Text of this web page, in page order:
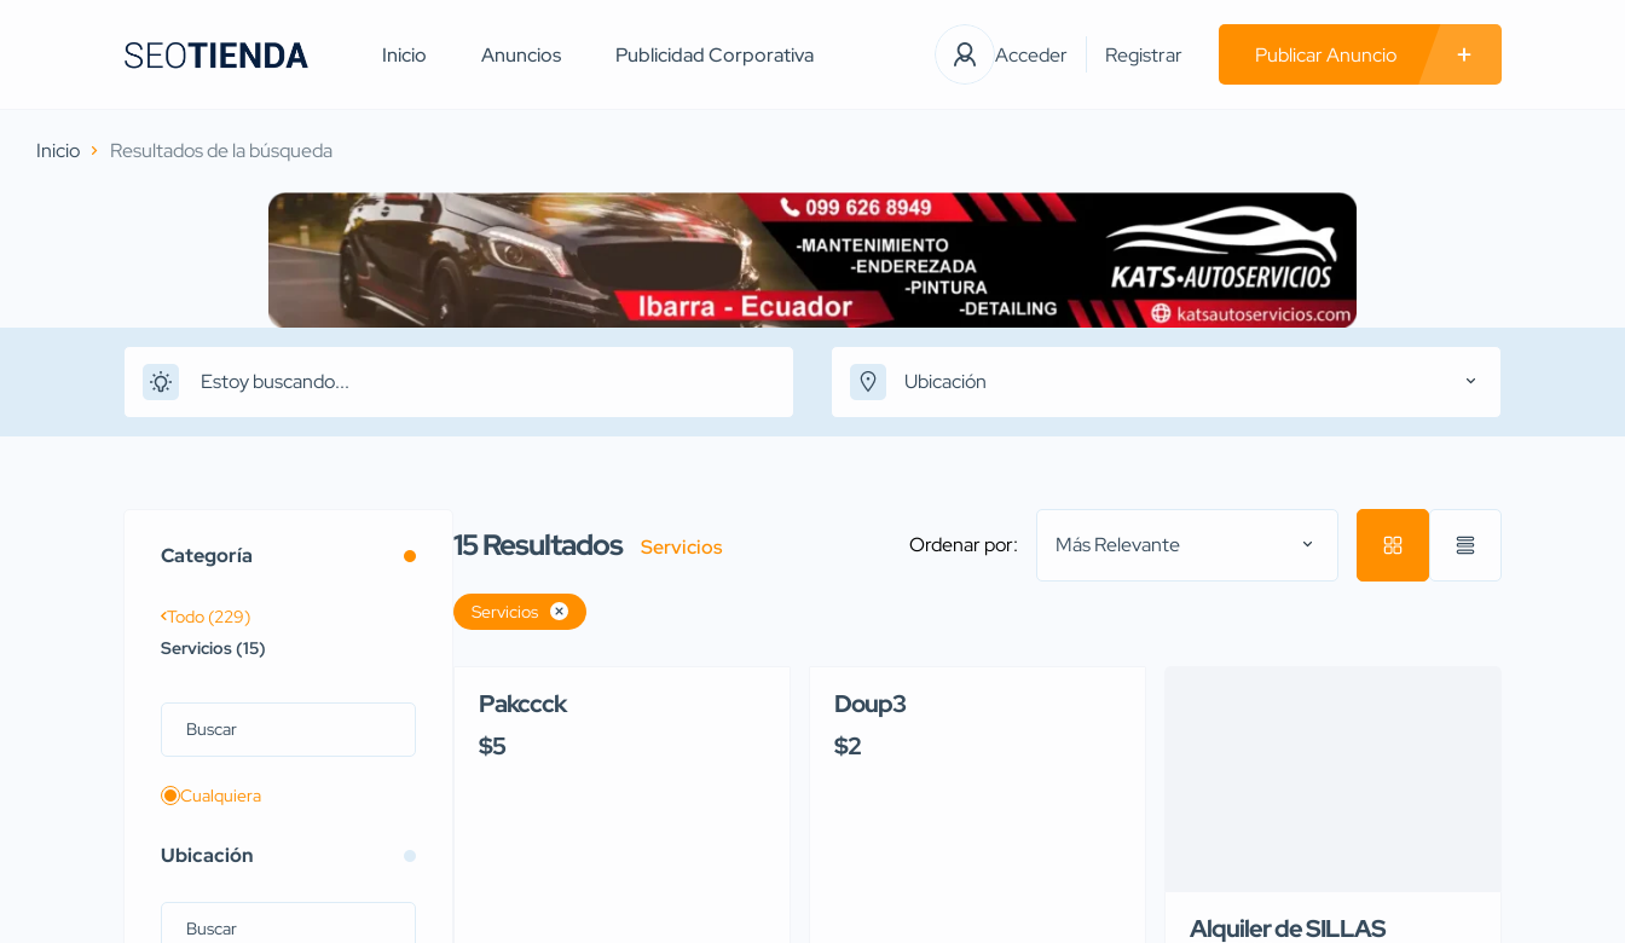
Inicio Anuncios Publicidad Corporativa Acceder Registrar Publicar Anuncio
Inicio Resultados de la búsqueda
Ubicación
Categoría
Todo (229)
Servicios (15)
Cualquiera
Ubicación
15Resultados Servicios Ordenar por: Más Relevante
Servicios
Pakccck
$5
Doup3
$2
Alquiler de SILLAS